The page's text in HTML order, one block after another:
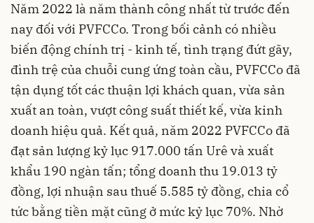
Năm 2022 là năm thành công nhất từ trước đến
nay đối với PVFCCo. Trong bối cảnh có nhiều
biến động chính trị - kinh tế, tình trạng đứt gãy,
đình trệ của chuỗi cung ứng toàn cầu, PVFCCo đã
tận dụng tốt các thuận lợi khách quan, vừa sản
xuất an toàn, vượt công suất thiết kế, vừa kinh
doanh hiệu quả. Kết quả, năm 2022 PVFCCo đã
đạt sản lượng kỷ lục 917.000 tấn Urê và xuất
khẩu 190 ngàn tấn; tổng doanh thu 19.013 tỷ
đồng, lợi nhuận sau thuế 5.585 tỷ đồng, chia cổ
tức bằng tiền mặt cũng ở mức kỷ lục 70%. Nhờ